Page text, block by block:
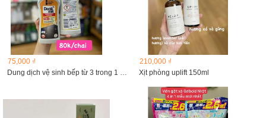
75,000 ₫
Dung dịch vệ sinh bếp từ 3 trong 1 Denkmit...
210,000 ₫
Xịt phòng uplift 150ml